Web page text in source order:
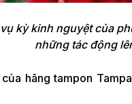
kỳ kinh nguyệt của
những tác động
hãng tampon